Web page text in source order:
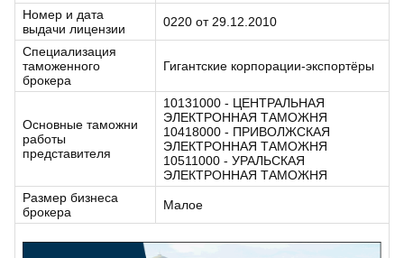
Номер и дата
выдачи лицензии
0220 от 29.12.2010
Специализация
таможенного
брокера
Гигантские корпорации-экспортёры
Основные таможни
работы
представителя
10131000 - ЦЕНТРАЛЬНАЯ
ЭЛЕКТРОННАЯ ТАМОЖНЯ
10418000 - ПРИВОЛЖСКАЯ
ЭЛЕКТРОННАЯ ТАМОЖНЯ
10511000 - УРАЛЬСКАЯ
ЭЛЕКТРОННАЯ ТАМОЖНЯ
Размер бизнеса
брокера
Малое